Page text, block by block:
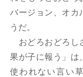
バージョン、オカ
うだ。
おどろおどろし
果が子に報う」は
使われない言い